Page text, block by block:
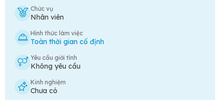
Chức vụ
Nhân viên
Hình thức làm việc
Toàn thời gian cố định
Yêu cầu giới tính
Không yêu cầu
Kinh nghiệm
Chưa có